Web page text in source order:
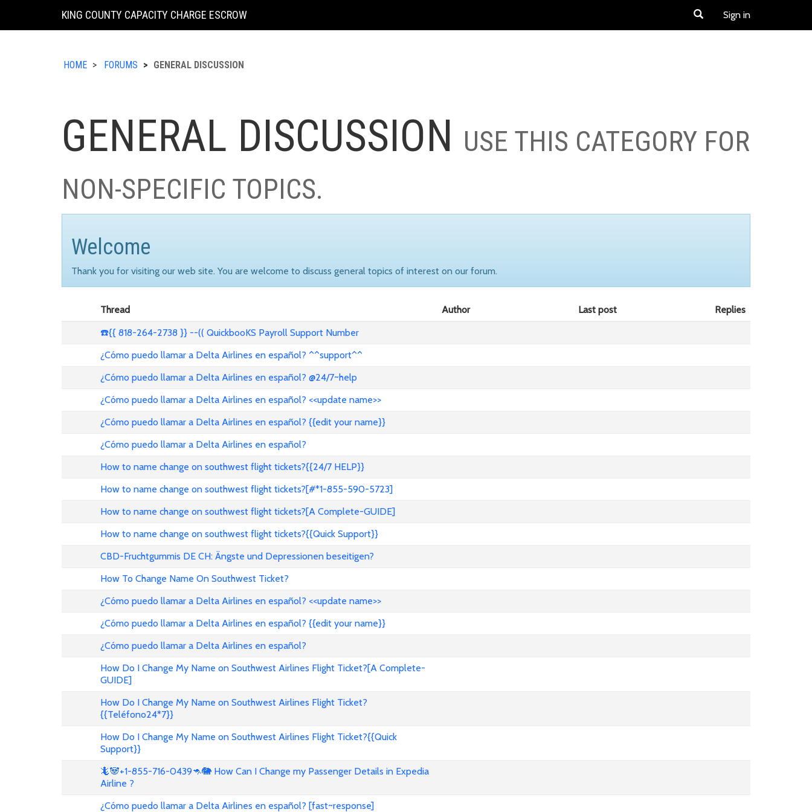
KING COUNTY CAPACITY CHARGE ESCROW Sign in
HOME FORUMS GENERAL DISCUSSION
GENERAL DISCUSSION USE THIS CATEGORY FOR
NON-SPECIFIC TOPICS.
Welcome
Thank you for visiting our web site. You are welcome to discuss general topics of interest on our forum.
Thread Author Last post
Replies
☎️{{ 818-264-2738 }} --(( QuickbooKS Payroll Support Number
¿Cómo puedo llamar a Delta Airlines en español? ^^support^^
¿Cómo puedo llamar a Delta Airlines en español? @24/7~help
¿Cómo puedo llamar a Delta Airlines en español? <<update name>>
¿Cómo puedo llamar a Delta Airlines en español? {{edit your name}}
¿Cómo puedo llamar a Delta Airlines en español?
How to name change on southwest flight tickets?{{24/7 HELP}}
How to name change on southwest flight tickets?[#*1-855-590-5723]
How to name change on southwest flight tickets?[A Complete-GUIDE]
How to name change on southwest flight tickets?{{Quick Support}}
CBD-Fruchtgummis DE CH: Ängste und Depressionen beseitigen?
How To Change Name On Southwest Ticket?
¿Cómo puedo llamar a Delta Airlines en español? <<update name>>
¿Cómo puedo llamar a Delta Airlines en español? {{edit your name}}
¿Cómo puedo llamar a Delta Airlines en español?
How Do I Change My Name on Southwest Airlines Flight Ticket?[A Complete-
GUIDE]
How Do I Change My Name on Southwest Airlines Flight Ticket?
{{Teléfono24*7}}
How Do I Change My Name on Southwest Airlines Flight Ticket?{{Quick
Support}}
🦎🐼+1-855-716-0439🦘🐘 How Can I Change my Passenger Details in Expedia
Airline ?
¿Cómo puedo llamar a Delta Airlines en español? [fast~response]